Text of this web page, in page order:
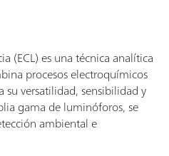
(ECL) es una técnica analítica
procesos electroquímicos
versatilidad, sensibilidad y
gama de luminóforos, se
ambiental e